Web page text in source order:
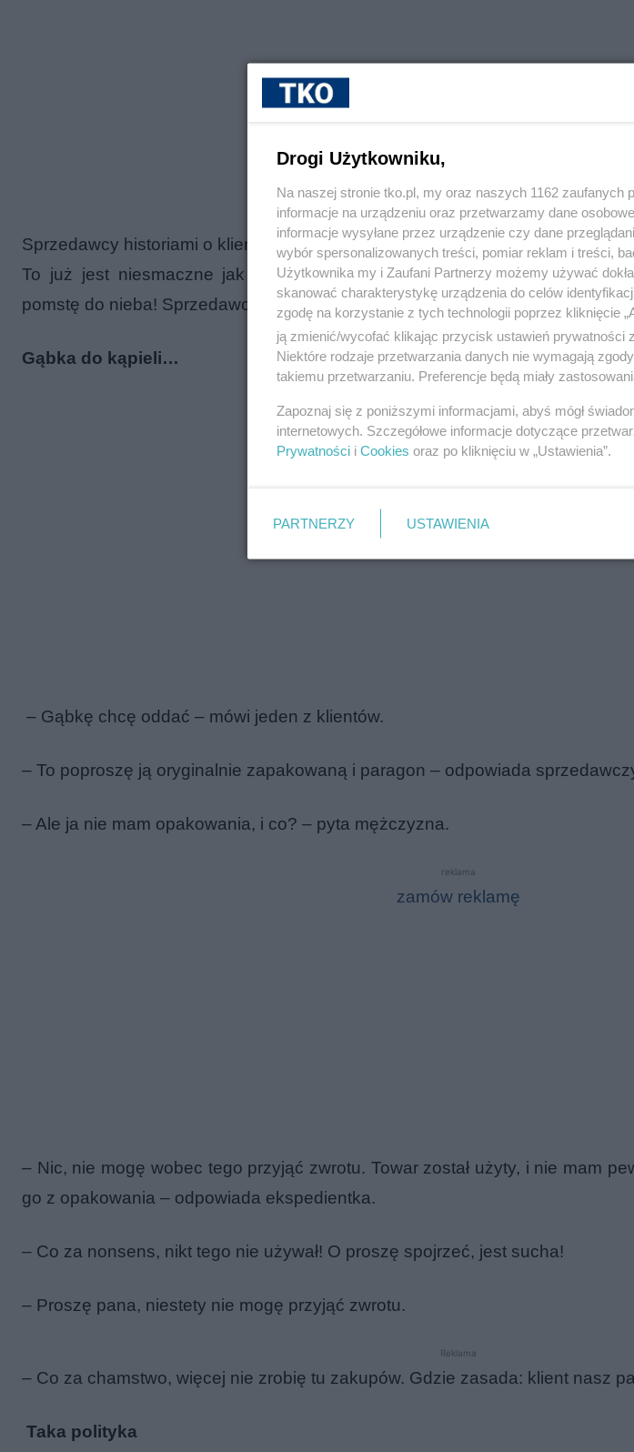
Sprzedawcy historiami o klientach sypią jak z rękawa
To już jest niesmaczne jak zachowują się ludzie. Brak wyobraźni i
pomstę do nieba! Sprzedawcy historiami o klientach sypią jak z rękawa.
Gąbka do kąpieli…
reklama
– Gąbkę chcę oddać – mówi jeden z klientów.
– To poproszę ją oryginalnie zapakowaną i paragon – odpowiada
– Ale ja nie mam opakowania, i co? – pyta mężczyzna.
reklama
zamów reklamę
– Nic, nie mogę wobec tego przyjąć zwrotu. Towar został użyty, i nie mam
go z opakowania – odpowiada ekspedientka.
– Co za nonsens, nikt tego nie używał! O proszę spojrzeć, jest sucha!
– Proszę pana, niestety nie mogę przyjąć zwrotu.
Reklama
– Co za chamstwo, więcej nie zrobię tu zakupów. Gdzie zasada: klient nasz
Taka polityka
Drogi Użytkowniku,
Na naszej stronie tko.pl, my oraz naszych 1162
informacje na urządzeniu oraz przetwarzamy dane
informacje wysyłane przez urządzenie czy dane
wybór spersonalizowanych treści, pomiar reklam i treści,
Użytkownika my i Zaufani Partnerzy możemy używać
skanować charakterystykę urządzenia do celów
zgodę na korzystanie z tych technologii poprzez kliknięcie
ją zmienić/wycofać klikając przycisk ustawień prywatności
Niektóre rodzaje przetwarzania danych nie wymagają
takiemu przetwarzaniu. Preferencje będą miały
Zapoznaj się z poniższymi informacjami, abyś mógł
internetowych. Szczegółowe informacje dotyczące
Prywatności i Cookies oraz po kliknięciu w „Ustawienia”.
PARTNERZY USTAWIENIA